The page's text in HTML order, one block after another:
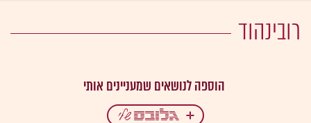
רובינהוד